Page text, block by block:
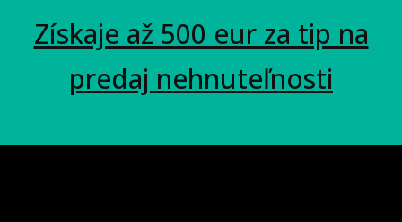
Získaje až 500 eur za tip na
predaj nehnuteľnosti